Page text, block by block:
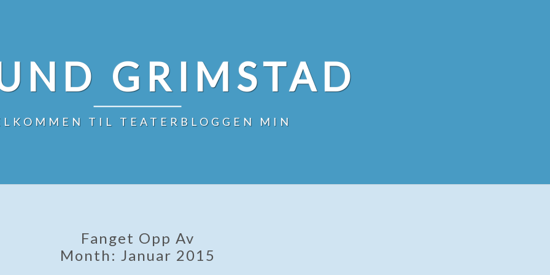
GRIMSTAD
TIL TEATERBLOGGEN MIN
Fanget Opp Av
Month: Januar 2015